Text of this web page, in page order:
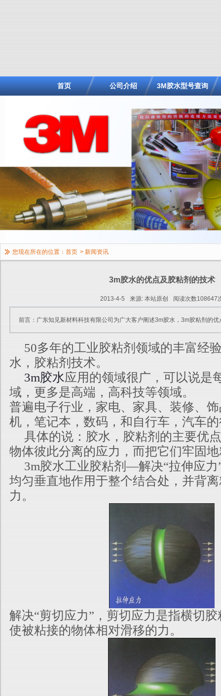
首页 公司介绍 3M胶水型号查询
您现在所在的位置： 首页 > 新闻资讯
3m胶水的优点及胶粘剂的技术
2013-4-5 来源: 本站原创 阅读次数108647
前言：广东知见新材料科技有限公司为广大客户阐述3m胶水，3m胶粘剂的优
50多年的工业胶粘剂领域的丰富经
水，胶粘剂技术。
3m胶水应用的领域很广，可以说是
域，更多是高端，高科技等领域。
普遍电子行业，家电、家具、装修、
机，笔记本，数码，和自行车，汽车
具体的说：胶水，胶粘剂的主要优
物体彼此分离的应力，而把它们牢固
3m胶水工业胶粘剂—解决“拉伸应力
均匀垂直地作用于整个结合处，并背
力。
解决“剪切应力”，剪切应力是指横切
使被粘接的物体相对滑移的力。